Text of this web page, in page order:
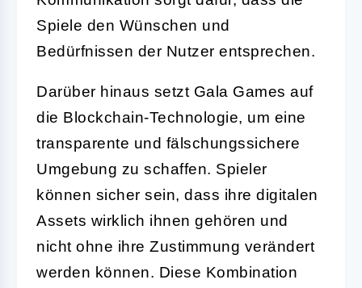
Spiele den Wünschen und
Bedürfnissen der Nutzer entsprechen.
Darüber hinaus setzt Gala Games auf
die Blockchain-Technologie, um eine
transparente und fälschungssichere
Umgebung zu schaffen. Spieler
können sicher sein, dass ihre digitalen
Assets wirklich ihnen gehören und
nicht ohne ihre Zustimmung verändert
werden können. Diese Kombination